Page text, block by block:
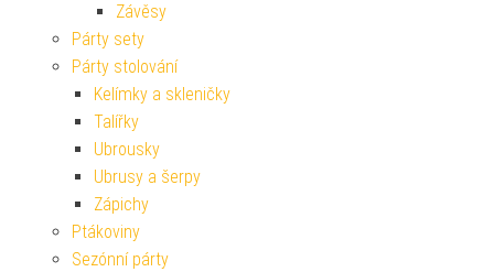
Závěsy
Párty sety
Párty stolování
Kelímky a skleničky
Talířky
Ubrousky
Ubrusy a šerpy
Zápichy
Ptákoviny
Sezónní párty